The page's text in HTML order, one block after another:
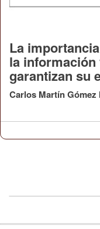
La
la
garantizan su
Carlos Martín Gómez